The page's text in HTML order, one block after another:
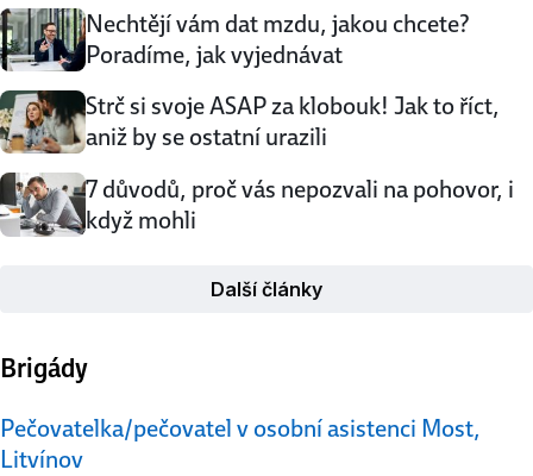
si naše tipy, jak se na takové otázky …
Nechtějí vám dat mzdu, jakou chcete?
Poradíme, jak vyjednávat
Strč si svoje ASAP za klobouk! Jak to říct,
aniž by se ostatní urazili
7 důvodů, proč vás nepozvali na pohovor, i
když mohli
Další články
Brigády
Pečovatelka/pečovatel v osobní asistenci Most,
Litvínov